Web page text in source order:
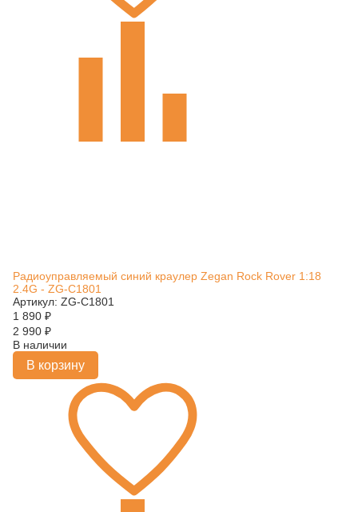
Радиоуправляемый синий краулер Zegan Rock Rover 1:18
2.4G - ZG-C1801
Артикул: ZG-C1801
1 890 ₽
2 990 ₽
В наличии
В корзину